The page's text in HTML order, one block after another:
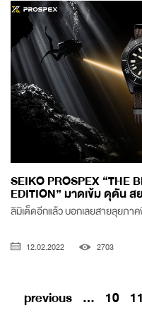
SEIKO PROSPEX “THE
EDITION” มาดเข้ม ดุดัน
ลิมิเต็ดอีกแล้ว บอกเลยสายลุยภา
12.02.2022 2703
previous ... 10 11